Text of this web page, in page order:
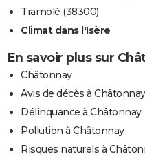
Tramolé (38300)
Climat dans l'Isère
En savoir plus sur
Châtonnay
Avis de décès à Châtonnay
Délinquance à Châtonnay
Pollution à Châtonnay
Risques naturels à